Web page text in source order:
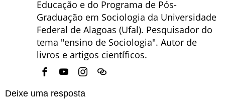
Educação e do Programa de Pós-
Graduação em Sociologia da Universidade
Federal de Alagoas (Ufal). Pesquisador do
tema "ensino de Sociologia". Autor de
livros e artigos científicos.
Deixe uma resposta